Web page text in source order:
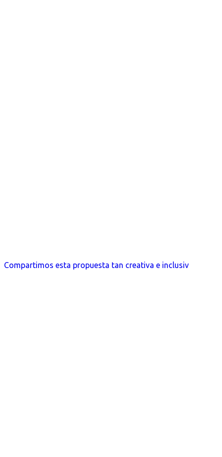
Compartimos esta propuesta tan creativa e inclusiv